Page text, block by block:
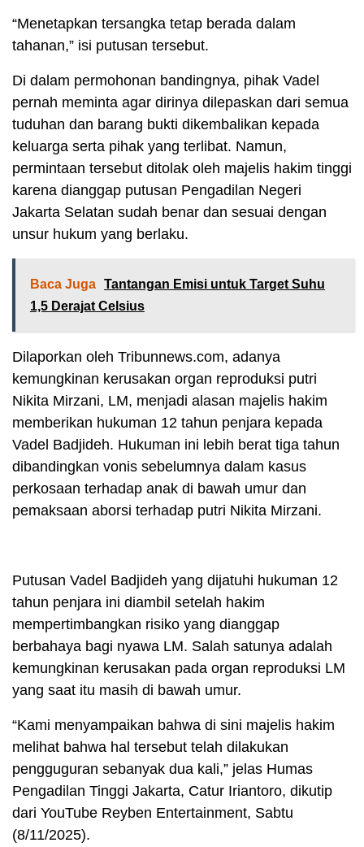
“Menetapkan tersangka tetap berada dalam
tahanan,” isi putusan tersebut.
Di dalam permohonan bandingnya, pihak Vadel
pernah meminta agar dirinya dilepaskan dari semua
tuduhan dan barang bukti dikembalikan kepada
keluarga serta pihak yang terlibat. Namun,
permintaan tersebut ditolak oleh majelis hakim tinggi
karena dianggap putusan Pengadilan Negeri
Jakarta Selatan sudah benar dan sesuai dengan
unsur hukum yang berlaku.
Baca Juga Tantangan Emisi untuk Target Suhu
1,5 Derajat Celsius
Dilaporkan oleh Tribunnews.com, adanya
kemungkinan kerusakan organ reproduksi putri
Nikita Mirzani, LM, menjadi alasan majelis hakim
memberikan hukuman 12 tahun penjara kepada
Vadel Badjideh. Hukuman ini lebih berat tiga tahun
dibandingkan vonis sebelumnya dalam kasus
perkosaan terhadap anak di bawah umur dan
pemaksaan aborsi terhadap putri Nikita Mirzani.
Putusan Vadel Badjideh yang dijatuhi hukuman 12
tahun penjara ini diambil setelah hakim
mempertimbangkan risiko yang dianggap
berbahaya bagi nyawa LM. Salah satunya adalah
kemungkinan kerusakan pada organ reproduksi LM
yang saat itu masih di bawah umur.
“Kami menyampaikan bahwa di sini majelis hakim
melihat bahwa hal tersebut telah dilakukan
pengguguran sebanyak dua kali,” jelas Humas
Pengadilan Tinggi Jakarta, Catur Iriantoro, dikutip
dari YouTube Reyben Entertainment, Sabtu
(8/11/2025).